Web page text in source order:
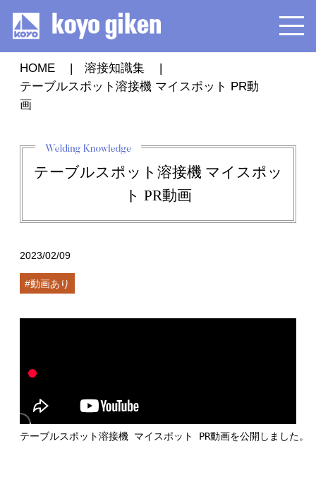
HOME
溶接知識集
テーブルスポット溶接機 マイスポット PR動
画
テーブルスポット溶接機 マイスポッ
ト PR動画
2023/02/09
#動画あり
テーブルスポット溶接機 マイスポット PR動画を公開しました。